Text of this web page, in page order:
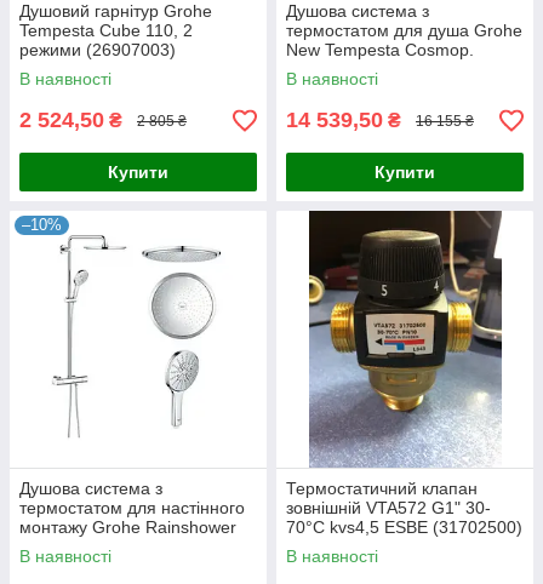
Душовий гарнітур Grohe
Tempesta Cube 110, 2
режими (26907003)
В наявності
2 524,50 ₴ 2 805 ₴
Купити
Душова система з
термостатом для душа Grohe
New Tempesta Cosmop.
System (27922000)
В наявності
14 539,50 ₴ 16 155 ₴
Купити
–10%
Душова система з
термостатом для настінного
монтажу Grohe Rainshower
Smartactive 310 (27966001)
В наявності
Термостатичний клапан
зовнішній VTA572 G1" 30-
70°С kvs4,5 ESBE (31702500)
В наявності